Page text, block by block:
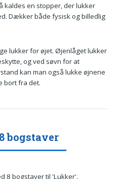
kaldes en stopper, der lukker
Dækker både fysisk og billedlig
lukker for øjet. Øjenlåget lukker
og ved søvn for at
kan man også lukke øjnene
bort fra det.
bogstaver
8 bogstaver til 'Lukker'.